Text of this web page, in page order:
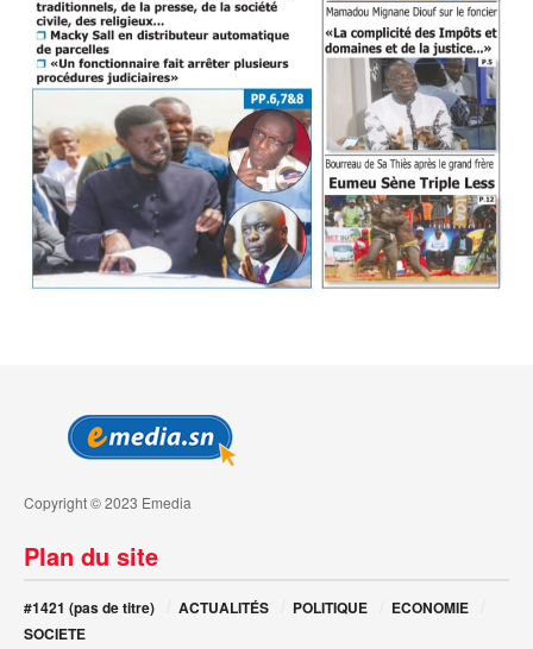
Copyright © 2023 Emedia
Plan du site
#1421 (pas de titre) ACTUALITÉS POLITIQUE
ECONOMIE
SOCIETE